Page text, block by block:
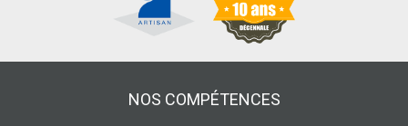
NOS COMPÉTENCES